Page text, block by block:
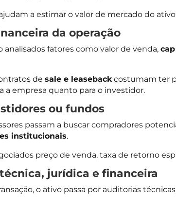
a estimar o valor de mercado do
da operação
analisados fatores como valor de venda,
de sale e leasebackcostumam ter
a empresa quanto para o investidor.
ou fundos
passam a buscar compradores
institucionais.
preço de venda, taxa de retorno
jurídica e financeira
o ativo passa por auditorias